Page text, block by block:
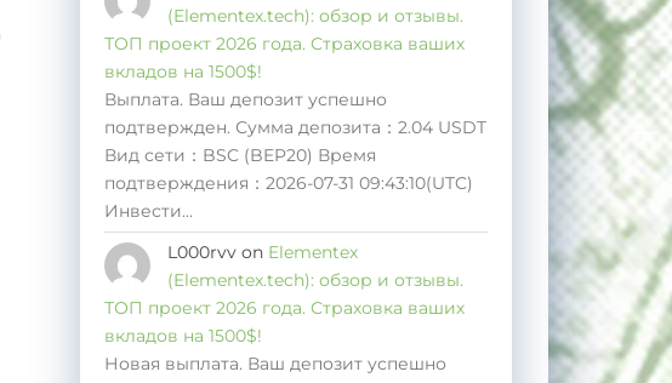
(Elementex.tech): обзор и отзывы.
ТОП проект 2026 года. Страховка ваших
вкладов на 1500$!
Выплата. Ваш депозит успешно
подтвержден. Сумма депозита：2.04 USDT
Вид сети：BSC (BEP20) Время
подтверждения：2026-07-31 09:43:10(UTC)
Инвести…
L000rvv on Elementex
(Elementex.tech): обзор и отзывы.
ТОП проект 2026 года. Страховка ваших
вкладов на 1500$!
Новая выплата. Ваш депозит успешно